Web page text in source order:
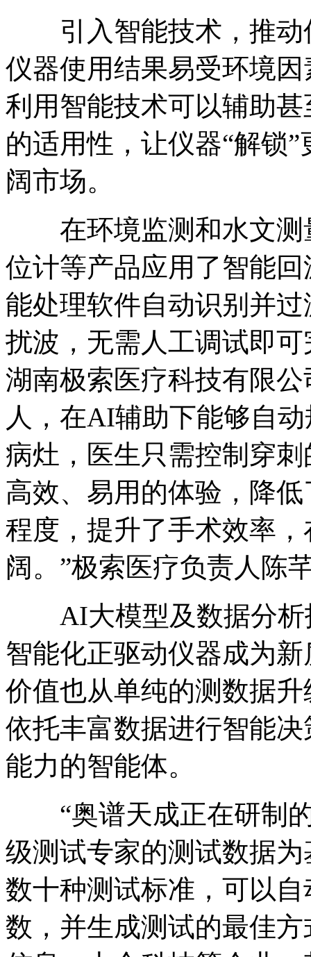
引入智能技术，推动
仪器使用结果易受环境
利用智能技术可以辅助
的适用性，让仪器“解锁
阔市场。
在环境监测和水文测
位计等产品应用了智能
能处理软件自动识别并
扰波，无需人工调试即
湖南极索医疗科技有限
人，在AI辅助下能够自
病灶，医生只需控制穿
高效、易用的体验，降
程度，提升了手术效率
阔。”极索医疗负责人陈
AI大模型及数据分析
智能化正驱动仪器成为
价值也从单纯的测数据
依托丰富数据进行智能
能力的智能体。
“奥谱天成正在研制的
级测试专家的测试数据
数十种测试标准，可以
数，并生成测试的最佳